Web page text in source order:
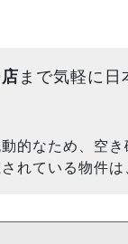
まで気軽に
的なため、空
れている物件